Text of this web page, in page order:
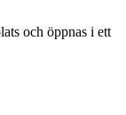
och öppnas i ett